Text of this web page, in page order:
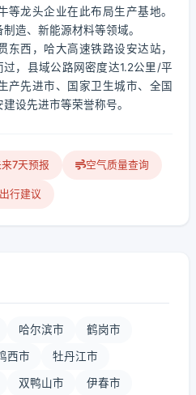
等龙头企业在此布局生产基地。
造、新能源材料等领域。
东西，哈大高速铁路设安达站，
，县域公路网密度达1.2公里/平
产先进市、国家卫生城市、全国
设先进市等荣誉称号。
7天预报 空气质量查询
行建议
哈尔滨市 鹤岗市
西市 牡丹江市
双鸭山市 伊春市